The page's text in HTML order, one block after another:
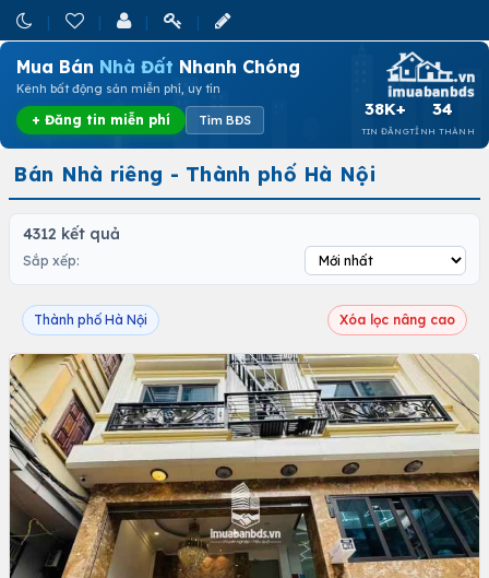
Mua Bán Nhà Đất Nhanh Chóng
Kênh bất động sản miễn phí, uy tín
+ Đăng tin miễn phí Tìm BĐS
38K+
TIN ĐĂNG
34
TỈNH THÀNH
Bán Nhà riêng - Thành phố Hà Nội
4312 kết quả
Sắp xếp:
Thành phố Hà Nội Xóa lọc nâng cao